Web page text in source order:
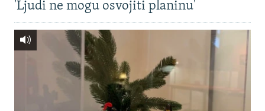
'Ljudi ne mogu osvojiti planinu'